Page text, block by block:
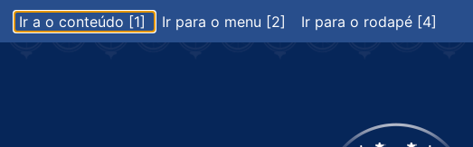
Ir a o conteúdo [1] Ir para o menu [2] Ir para o rodapé [4]